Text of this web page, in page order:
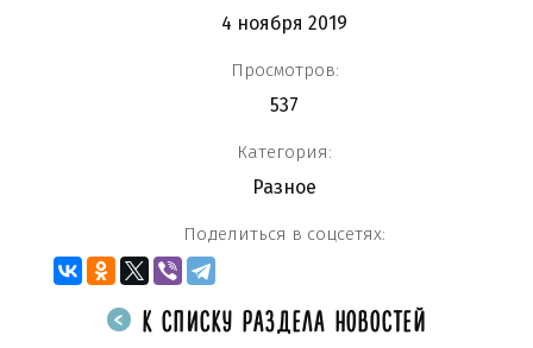
4 ноября 2019
Просмотров:
537
Категория:
Разное
Поделиться в соцсетях:
К СПИСКУ РАЗДЕЛА НОВОСТЕЙ